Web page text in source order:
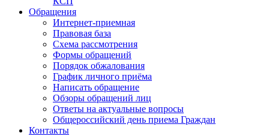
Обращения
Интернет-приемная
Правовая база
Схема рассмотрения
Формы обращений
Порядок обжалования
График личного приёма
Написать обращение
Обзоры обращений лиц
Ответы на актуальные вопросы
Общероссийский день приема Граждан
Контакты